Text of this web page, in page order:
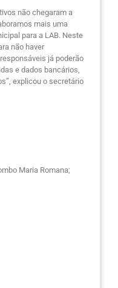
não chegaram a
mais uma
para a LAB. Neste
não haver
já poderão
e dados bancários,
explicou o secretário
Maria Romana;